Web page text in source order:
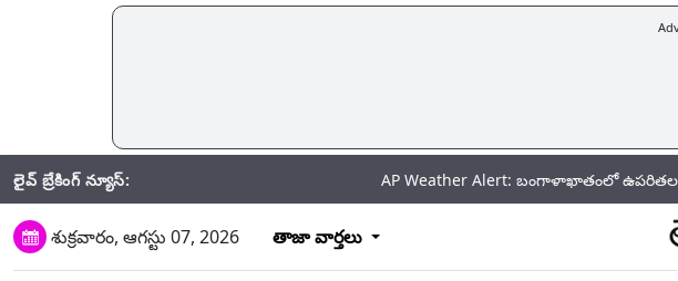
లైవ్ బ్రేకింగ్ న్యూస్: AP Weather Alert: బంగాళాఖాతంలో ఉపరితల
శుక్రవారం, ఆగస్టు 07, 2026 తాజా వార్తలు